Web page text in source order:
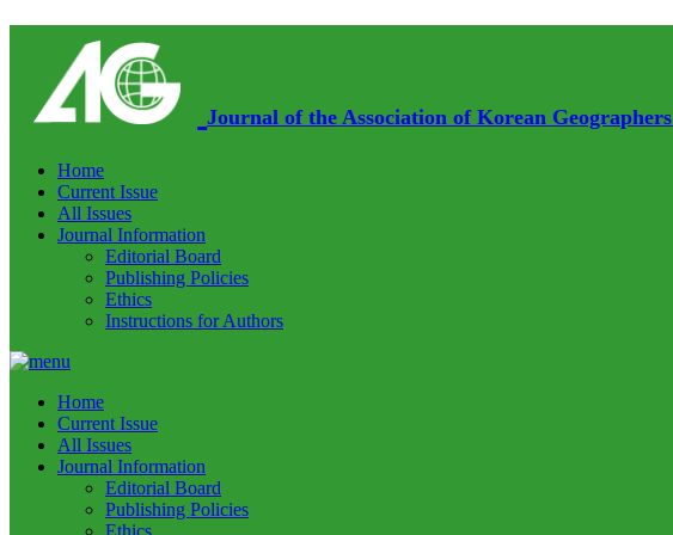
Journal of the Association of Korean Geographers
Home
Current Issue
All Issues
Journal Information
Editorial Board
Publishing Policies
Ethics
Instructions for Authors
Home
Current Issue
All Issues
Journal Information
Editorial Board
Publishing Policies
Ethics